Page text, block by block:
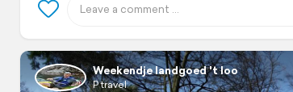
Weekendje landgoed 't loo
P travel